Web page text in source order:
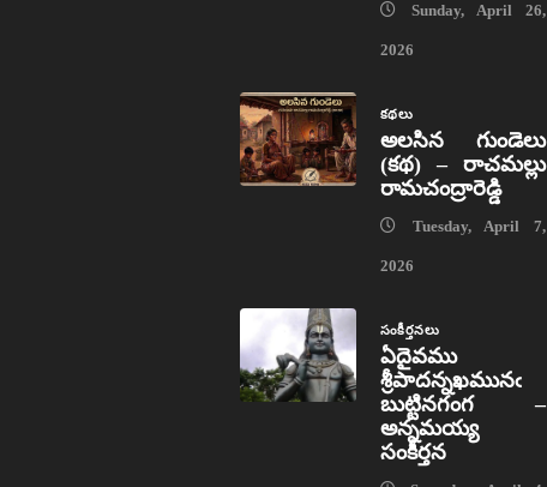
Sunday, April 26,
2026
కథలు
అలసిన గుండెలు
(కథ) – రాచమల్లు
రామచంద్రారెడ్డి
Tuesday, April 7,
2026
సంకీర్తనలు
ఏదైవము
శ్రీపాదన్నఖమునఁ
బుట్టినగంగ –
అన్నమయ్య
సంకీర్తన